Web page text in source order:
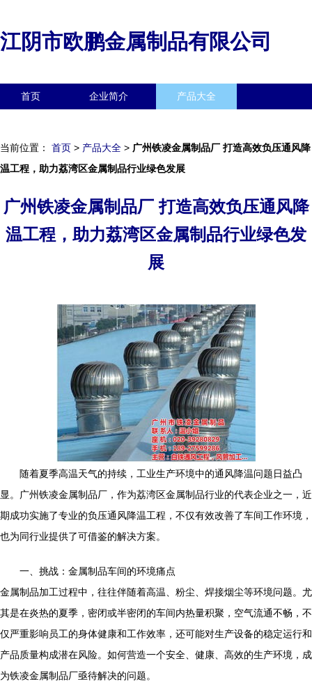
江阴市欧鹏金属制品有限公司
首页 企业简介 产品大全
当前位置： 首页 > 产品大全 > 广州铁凌金属制品厂 打造高效负压通风降
温工程，助力荔湾区金属制品行业绿色发展
广州铁凌金属制品厂 打造高效负压通风降
温工程，助力荔湾区金属制品行业绿色发
展
随着夏季高温天气的持续，工业生产环境中的通风降温问题日益凸
显。广州铁凌金属制品厂，作为荔湾区金属制品行业的代表企业之一，近
期成功实施了专业的负压通风降温工程，不仅有效改善了车间工作环境，
也为同行业提供了可借鉴的解决方案。
一、挑战：金属制品车间的环境痛点
金属制品加工过程中，往往伴随着高温、粉尘、焊接烟尘等环境问题。尤
其是在炎热的夏季，密闭或半密闭的车间内热量积聚，空气流通不畅，不
仅严重影响员工的身体健康和工作效率，还可能对生产设备的稳定运行和
产品质量构成潜在风险。如何营造一个安全、健康、高效的生产环境，成
为铁凌金属制品厂亟待解决的问题。